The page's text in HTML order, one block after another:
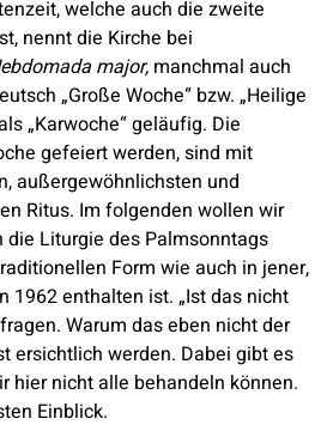
welche auch die zweite
nennt die Kirche bei
major, manchmal auch
„Große Woche“ bzw. „Heilige
„Karwoche“ geläufig. Die
gefeiert werden, sind mit
außergewöhnlichsten und
Ritus. Im folgenden wollen wir
Liturgie des Palmsonntags
Form wie auch in jener,
1962 enthalten ist. „Ist das nicht
Warum das eben nicht der
ersichtlich werden. Dabei gibt es
hier nicht alle behandeln können.
Einblick.